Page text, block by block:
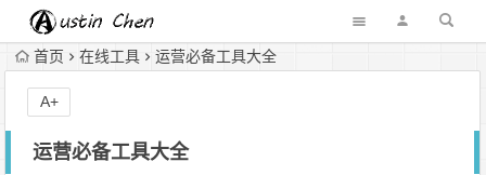
首页 在线工具 运营必备工具大全
运营必备工具大全
A+